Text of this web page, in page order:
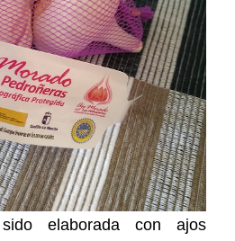
elaborada con ajos